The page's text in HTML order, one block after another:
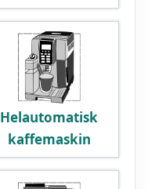
Helautomatisk
kaffemaskin